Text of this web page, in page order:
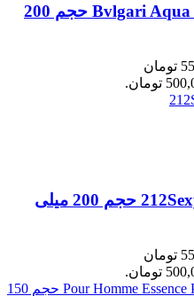
اسپری بدن مردانه سکو مدل Bvlgari Aqua حجم 200
قیمت اصلی: 550,000 تومان
اسپری بدن زنانه سکو مدل 212Sexy حجم 200 میلی
قیمت اصلی: 550,000 تومان